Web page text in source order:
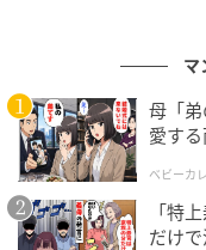
マ
母「
愛す
ベビーカ
「特
だけ